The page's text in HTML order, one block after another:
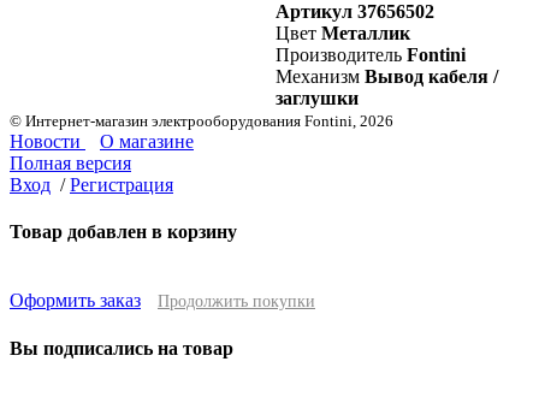
Артикул 37656502
Цвет Металлик
Производитель Fontini
Механизм Вывод кабеля /
заглушки
© Интернет-магазин электрооборудования Fontini, 2026
Новости
О магазине
Полная версия
Вход / Регистрация
Товар добавлен в корзину
Оформить заказ Продолжить покупки
Вы подписались на товар